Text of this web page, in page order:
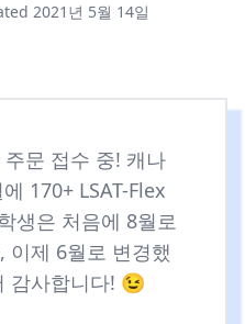
2021년 5월 14일
문 접수 중! 캐나
170+ LSAT-Flex
생은 처음에 8월로
이제 6월로 변경했
감사합니다! 😉